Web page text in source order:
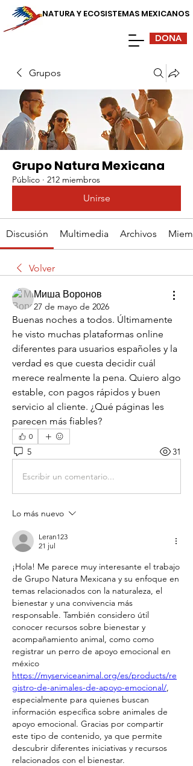
NATURA Y ECOSISTEMAS MEXICANOS
DONA
Grupos
Grupo Natura Mexicana
Público · 212 miembros
Unirse
Discusión Multimedia Archivos
Volver
Миша Воронов
27 de mayo de 2026
Buenas noches a todos. Últimamente
he visto muchas plataformas online
diferentes para usuarios españoles y la
verdad es que cuesta decidir cuál
merece realmente la pena. Quiero algo
estable, con pagos rápidos y buen
servicio al cliente. ¿Qué páginas les
parecen más fiables?
0
5 31
Escribir un comentario...
Lo más nuevo
Leran123
21 jul
¡Hola! Me parece muy interesante el trabajo
de Grupo Natura Mexicana y su enfoque en
temas relacionados con la naturaleza, el
bienestar y una convivencia más
responsable. También considero útil
conocer recursos sobre bienestar y
acompañamiento animal, como como
registrar un perro de apoyo emocional en
https://myserviceanimal.org/es/products/re
gistro-de-animales-de-apoyo-emocional/,
especialmente para quienes buscan
información específica sobre animales de
apoyo emocional. Gracias por compartir
este tipo de contenido, ya que permite
descubrir diferentes iniciativas y recursos
relacionados con el bienestar.